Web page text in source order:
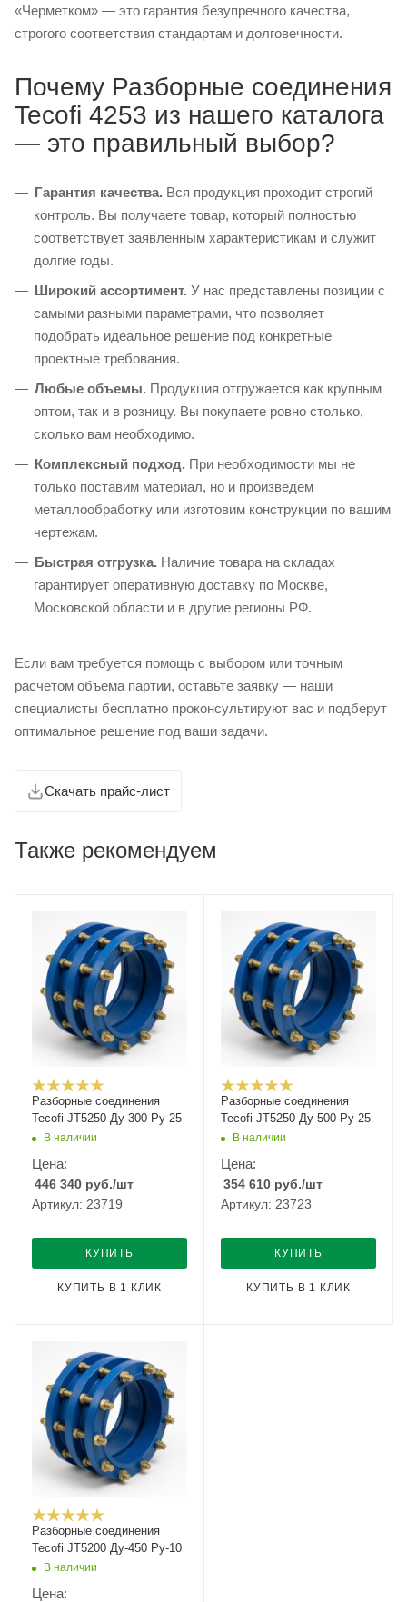
«Черметком» — это гарантия безупречного качества,
строгого соответствия стандартам и долговечности.
Почему Разборные соединения
Tecofi 4253 из нашего каталога
— это правильный выбор?
Гарантия качества. Вся продукция проходит строгий
контроль. Вы получаете товар, который полностью
соответствует заявленным характеристикам и служит
долгие годы.
Широкий ассортимент. У нас представлены позиции с
самыми разными параметрами, что позволяет
подобрать идеальное решение под конкретные
проектные требования.
Любые объемы. Продукция отгружается как крупным
оптом, так и в розницу. Вы покупаете ровно столько,
сколько вам необходимо.
Комплексный подход. При необходимости мы не
только поставим материал, но и произведем
металлообработку или изготовим конструкции по вашим
чертежам.
Быстрая отгрузка. Наличие товара на складах
гарантирует оперативную доставку по Москве,
Московской области и в другие регионы РФ.
Если вам требуется помощь с выбором или точным
расчетом объема партии, оставьте заявку — наши
специалисты бесплатно проконсультируют вас и подберут
оптимальное решение под ваши задачи.
Скачать прайс-лист
Также рекомендуем
Разборные соединения
Tecofi JT5250 Ду-300 Ру-25
В наличии
Цена:
446 340 руб./шт
Артикул: 23719
КУПИТЬ
КУПИТЬ В 1 КЛИК
Разборные соединения
Tecofi JT5250 Ду-500 Ру-25
В наличии
Цена:
354 610 руб./шт
Артикул: 23723
КУПИТЬ
КУПИТЬ В 1 КЛИК
Разборные соединения
Tecofi JT5200 Ду-450 Ру-10
В наличии
Цена: